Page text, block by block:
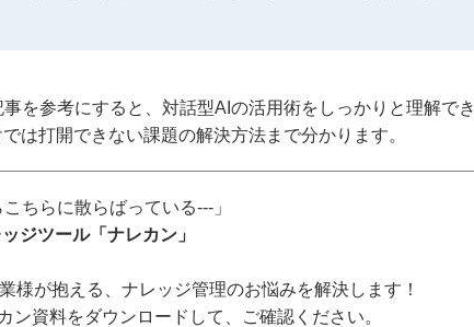
事を参考にすると、対話型AIの活用術をしっかりと理解でき
は打開できない課題の解決方法まで分かります。
ちらに散らばっている---」
ジツール「ナレカン」
様が抱える、ナレッジ管理のお悩みを解決します！
ン資料をダウンロードして、ご確認ください。